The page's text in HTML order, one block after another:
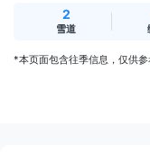
2
雪道
*本页面包含往季信息，仅供参